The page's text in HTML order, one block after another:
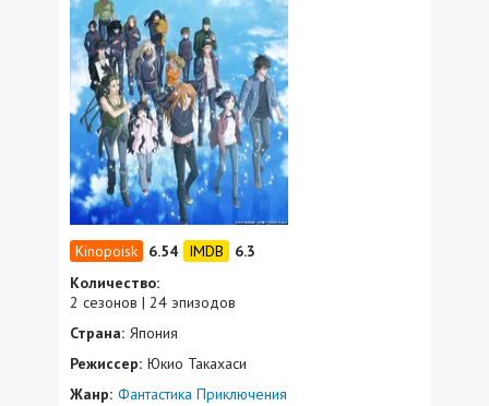
6.54
6.3
Количество:
2 сезонов | 24 эпизодов
Страна: Япония
Режиссер: Юкио Такахаси
Жанр: Фантастика Приключения